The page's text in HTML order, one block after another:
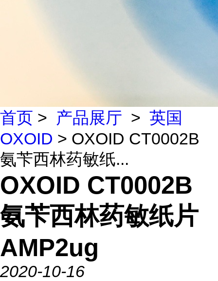
首页 > 产品展厅 > 英国
OXOID > OXOID CT0002B
氨苄西林药敏纸...
OXOID CT0002B
氨苄西林药敏纸片
AMP2ug
2020-10-16